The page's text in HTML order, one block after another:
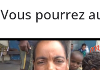
Vous pourrez